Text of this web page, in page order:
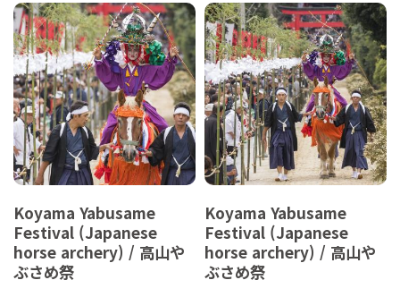
Koyama Yabusame
Festival (Japanese
horse archery) / 高山や
ぶさめ祭
Koyama Yabusame
Festival (Japanese
horse archery) / 高山や
ぶさめ祭